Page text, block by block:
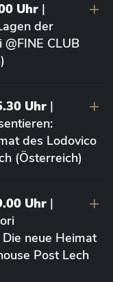
Uhr |
der
CLUB
Uhr |
des Lodovico
(Österreich)
Uhr |
neue Heimat
Post Lech